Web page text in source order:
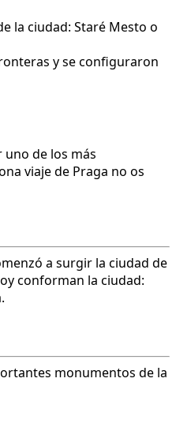
la ciudad: Staré Mesto o
y se configuraron
uno de los más
viaje de Praga no os
a surgir la ciudad de
conforman la ciudad:
monumentos de la